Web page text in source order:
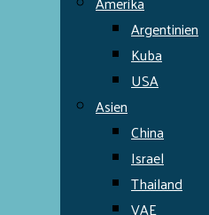
Argentinien
Kuba
USA
Asien
China
Israel
Thailand
VAE